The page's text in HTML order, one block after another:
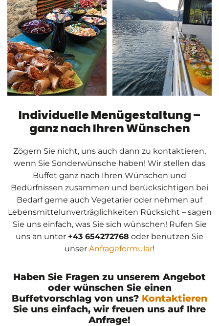
Individuelle Menügestaltung –
ganz nach Ihren Wünschen
Zögern Sie nicht, uns auch dann zu kontaktieren,
wenn Sie Sonderwünsche haben! Wir stellen das
Buffet ganz nach Ihren Wünschen und
Bedürfnissen zusammen und berücksichtigen bei
Bedarf gerne auch Vegetarier oder nehmen auf
Lebensmittelunverträglichkeiten Rücksicht – sagen
Sie uns einfach, was Sie sich wünschen! Rufen Sie
uns an unter +43 654272768 oder benutzen Sie
unser Anfrageformular!
Haben Sie Fragen zu unserem Angebot
oder wünschen Sie einen
Buffetvorschlag von uns? Kontaktieren
Sie uns einfach, wir freuen uns auf Ihre
Anfrage!